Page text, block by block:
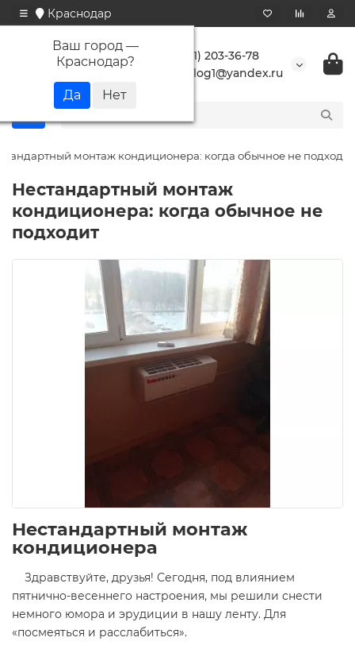
Краснодар
Ваш город —
Краснодар?
+7 (861) 203-36-78
buranlog1@yandex.ru
монтаж кондиционера: когда обычное не подходит
Нестандартный монтаж
кондиционера: когда обычное не
подходит
Нестандартный монтаж
кондиционера
Здравствуйте, друзья! Сегодня, под влиянием
пятнично-весеннего настроения, мы решили снести
немного юмора и эрудиции в нашу ленту. Для
«посмеяться и расслабиться».